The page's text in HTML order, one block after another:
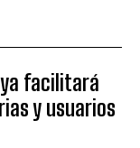
facilitará
y usuarios